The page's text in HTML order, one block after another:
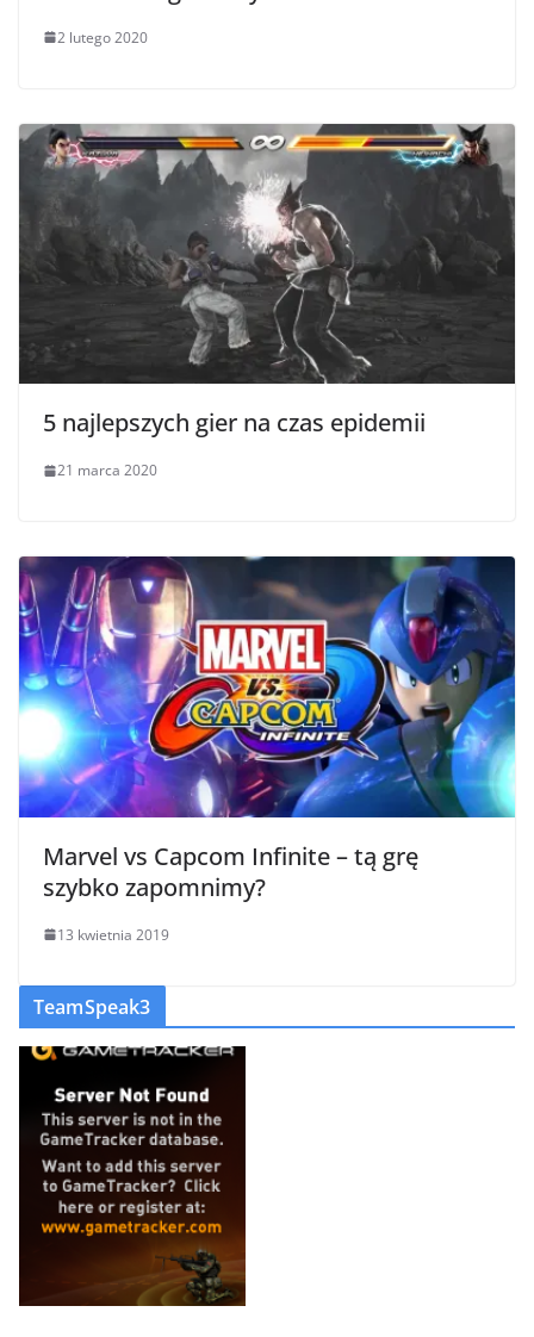
2 lutego 2020
5 najlepszych gier na czas epidemii
21 marca 2020
Marvel vs Capcom Infinite – tą grę
szybko zapomnimy?
13 kwietnia 2019
TeamSpeak3